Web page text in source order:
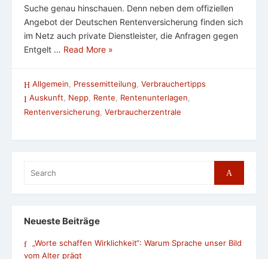
Suche genau hinschauen. Denn neben dem offiziellen
Angebot der Deutschen Rentenversicherung finden sich
im Netz auch private Dienstleister, die Anfragen gegen
Entgelt … Read More »
Allgemein Pressemitteilung Verbrauchertipps
Auskunft, Nepp, Rente, Rentenunterlagen,
Rentenversicherung Verbraucherzentrale
for:
Search
Neueste Beiträge
„Worte schaffen Wirklichkeit“: Warum Sprache unser Bild
vom Alter prägt